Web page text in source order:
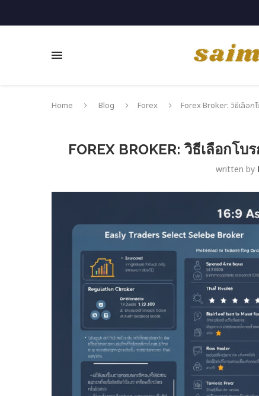
Home Blog Forex
Forex Broker: วิธีเลือก
FOREX BROKER: วิธีเลือกโ
written by